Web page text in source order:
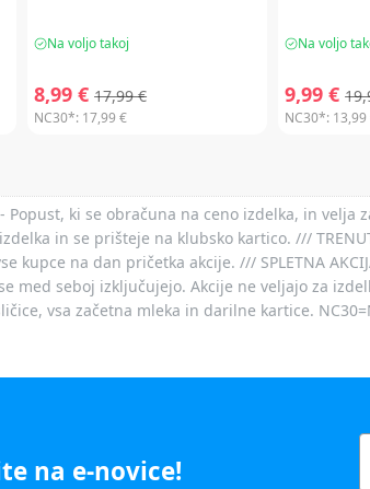
Na voljo takoj
8,99 € 17,99 €
NC30*: 17,99 €
Na voljo
9,99 €
NC30*: 13,99
ki se obračuna na ceno izdelka, in
in se prišteje na klubsko kartico. ///
kupce na dan pričetka akcije. /// SPLETNA
seboj izključujejo. Akcije ne veljajo za
vsa začetna mleka in darilne kartice.
na e-novice!